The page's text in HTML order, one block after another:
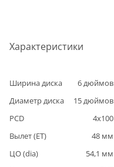
Характеристики
Ширина диска 6дюймов
Диаметр диска
15дюймов
PCD
4x100
Вылет (ET)
48 мм
ЦО (dia)
54,1 мм